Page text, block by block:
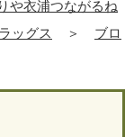
衣浦つながるね
ッグス ＞
ブロ